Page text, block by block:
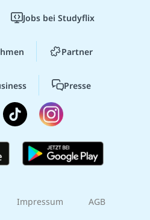
Jobs bei Studyflix
Partner
Presse
Impressum AGB